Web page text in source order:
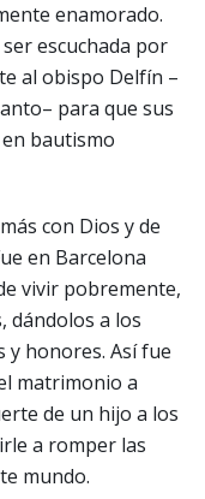
enamorado.
escuchada por
al obispo Delfín –
para que sus
bautismo
con Dios y de
en Barcelona
vivir pobremente,
dándolos a los
y honores. Así fue
matrimonio a
de un hijo a los
a romper las
mundo.